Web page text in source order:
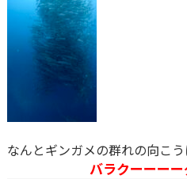
なんとギンガメの群れの向こう
バラクーーーー